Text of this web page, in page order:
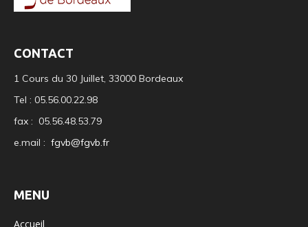
CONTACT
1 Cours du 30 Juillet, 33000 Bordeaux
Tel : 05.56.00.22.98
fax : 05.56.48.53.79
e.mail : fgvb@fgvb.fr
MENU
Accueil